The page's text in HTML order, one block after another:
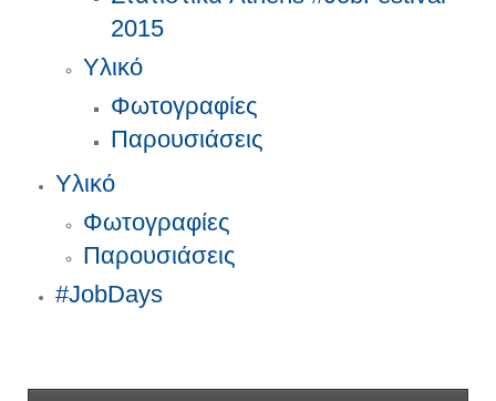
2015
Υλικό
Φωτογραφίες
Παρουσιάσεις
Υλικό
Φωτογραφίες
Παρουσιάσεις
#JobDays